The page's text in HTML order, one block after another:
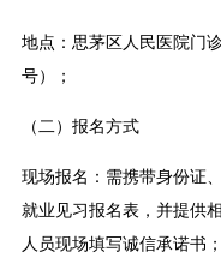
地点：思茅区人民医院门
号）；
（二）报名方式
现场报名：需携带身份证
就业见习报名表，并提供
人员现场填写诚信承诺书